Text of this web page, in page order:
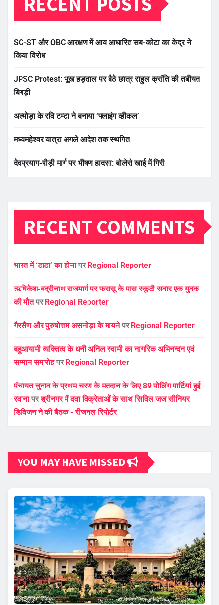
SC-ST और OBC आरक्षण में आय आधारित सब-कोटा का केंद्र ने
किया विरोध
JPSC Protest: भूख हड़ताल पर बैठे छात्र राहुल क्रांति की तबीयत
बिगड़ी
अल्मोड़ा के रवि टम्टा ने बनाया ‘फ्लाइंग व्हीकल’
मध्यमहेश्वर यात्रा अगले आदेश तक स्थगित
देवप्रयाग-पौड़ी मार्ग पर भीषण हादसा: बोलेरो खाई में गिरी
RECENT COMMENTS
भारत में ‘टाटा’ का होनापर Regional Reporter
ऋषिकेश-बद्रीनाथ राजमार्ग पर फरासू के पास स्कूटी सवार एक युवक
की मौतपर Regional Reporter
गैरसैण और पुरुषोत्तम असनोड़ा के मायनेपर Regional Reporter
बहुआयामी व्यक्तित्व के धनी अनिल स्वामी का नागरिक अभिनन्दन एवं
सम्मान समारोहपर Regional Reporter
पंचायत चुनाव के प्रथम चरण के मतदान के लिए 89 पोलिंग पार्टियां हुई
रवानापरश्रीनगर में दवा विक्रेताओं के साथ सिविल जज सीनियर
डिविजन ने की बैठक - रीजनल रिपोर्टर
YOU MAY HAVE MISSED